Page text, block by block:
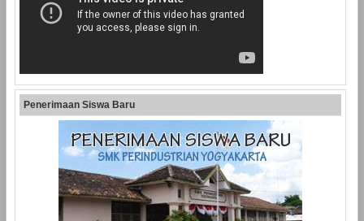
Penerimaan Siswa Baru